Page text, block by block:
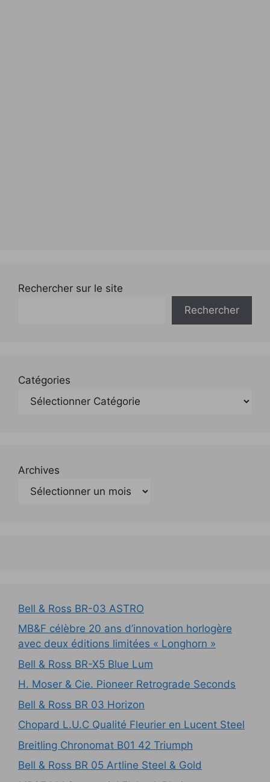
Rechercher sur le site
Rechercher
Catégories
Archives
Bell & Ross BR-03 ASTRO
MB&F célèbre 20 ans d’innovation horlogère
avec deux éditions limitées « Longhorn »
Bell & Ross BR-X5 Blue Lum
H. Moser & Cie. Pioneer Retrograde Seconds
Bell & Ross BR 03 Horizon
Chopard L.U.C Qualité Fleurier en Lucent Steel
Breitling Chronomat B01 42 Triumph
Bell & Ross BR 05 Artline Steel & Gold